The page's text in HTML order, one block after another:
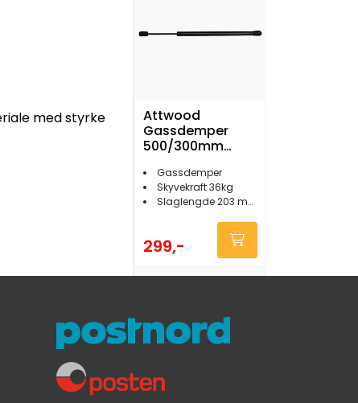
med styrke
Attwood
Gassdemper
500/300mm
Gassdemper
Skyvekraft 36kg
Slaglengde 203 mm
299,-